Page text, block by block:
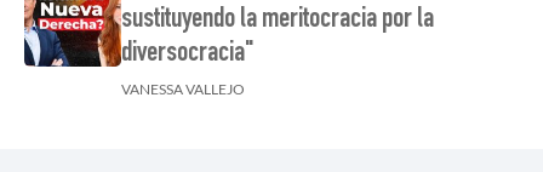
sustituyendo la meritocracia por la
diversocracia"
VANESSA VALLEJO